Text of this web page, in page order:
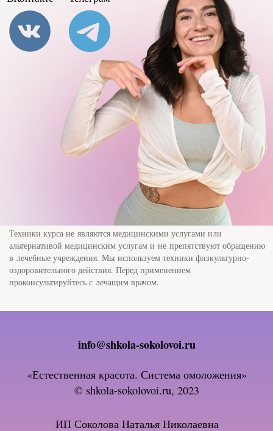
Техники курса не являются медицинскими услугами или
альтернативой медицинским услугам и не препятствуют обращению
в лечебные учреждения. Мы используем техники физкультурно-
оздоровительного действия. Перед применением
проконсультируйтесь с лечащим врачом.
ИП Соколова Наталья Николаевна
ОГРНИП 318920400015448
ИНН 920156005160
Республика Крым, г. Севастополь, ул.
Колобова, д. 35/1 кв. 41
тел. +7-499-380-78-27
info@shkola-sokolovoi.ru
«Естественная красота. Система омоложения»
© shkola-sokolovoi.ru, 2023
Присоединяйтесь к нам в соцсетях:
Политика обработки данных